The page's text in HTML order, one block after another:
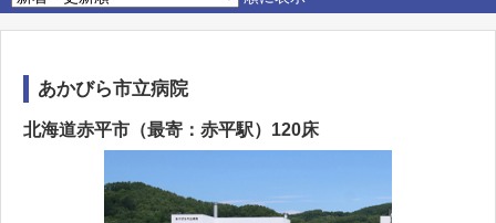
あかびら市立病院
北海道赤平市（最寄：赤平駅）120床